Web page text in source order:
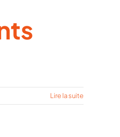
Lire la suite